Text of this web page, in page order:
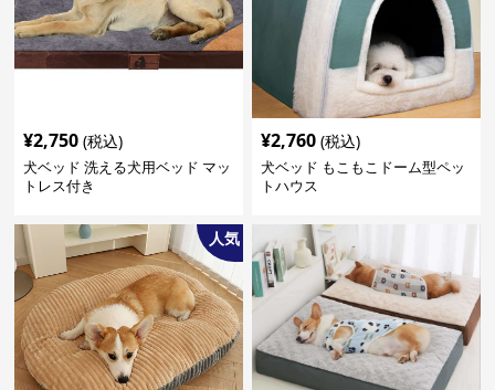
¥2,750 (税込)
犬ベッド 洗える犬用ベッド マッ
トレス付き
¥2,760 (税込)
犬ベッド もこもこドーム型ペッ
トハウス
人気